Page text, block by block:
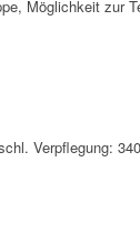
Möglichkeit zur
Verpflegung: